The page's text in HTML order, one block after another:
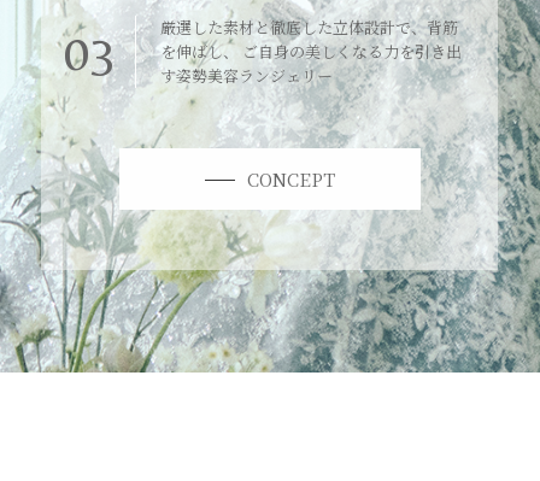
03
厳選した素材と徹底した立体設計で、背筋
を伸ばし、 ご自身の美しくなる力を引き出
す姿勢美容ランジェリー
CONCEPT